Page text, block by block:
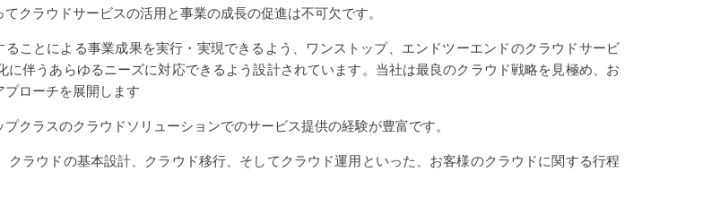
クラウドサービスの活用と事業の成長の促進は不可欠です。
ことによる事業成果を実行・実現できるよう、ワンストップ、エンドツーエンドのクラウドサービ
伴うあらゆるニーズに対応できるよう設計されています。当社は最良のクラウド戦略を見極め、お
ローチを展開します
クラスのクラウドソリューションでのサービス提供の経験が豊富です。
ラウドの基本設計、クラウド移行、そしてクラウド運用といった、お客様のクラウドに関する行程